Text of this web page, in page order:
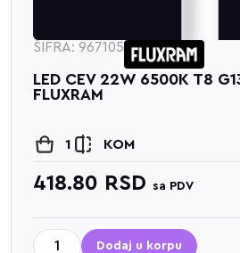
ŠIFRA: 967105
LED CEV 22W 6500K T8
FLUXRAM
1 KOM
418.80 RSD sa PDV
Dodaj u korpu